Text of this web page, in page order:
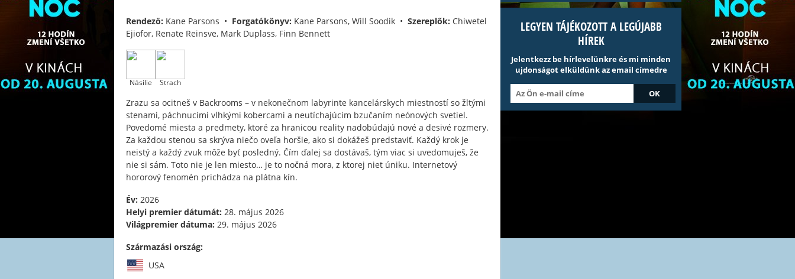
Rendezö: Kane Parsons • Forgatókönyv: Kane Parsons, Will Soodik • Szereplők: Chiwetel
Ejiofor, Renate Reinsve, Mark Duplass, Finn Bennett
Násilie Strach
Zrazu sa ocitneš v Backrooms – v nekonečnom labyrinte kancelárskych miestností so žltými
stenami, páchnucimi vlhkými kobercami a neutíchajúcim bzučaním neónových svetiel.
Povedomé miesta a predmety, ktoré za hranicou reality nadobúdajú nové a desivé rozmery.
Za každou stenou sa skrýva niečo oveľa horšie, ako si dokážeš predstaviť. Každý krok je
neistý a každý zvuk môže byť posledný. Čím ďalej sa dostávaš, tým viac si uvedomuješ, že
nie si sám. Toto nie je len miesto… je to nočná mora, z ktorej niet úniku. Internetový
hororový fenomén prichádza na plátna kín.
Év: 2026
Helyi premier dátumát: 28. május 2026
Világpremier dátuma: 29. május 2026
Származási ország:
USA
LEGYEN TÁJÉKOZOTT A LEGÚJABB
HÍREK
Jelentkezz be hírlevelünkre és mi minden
ujdonságot elküldünk az email címedre